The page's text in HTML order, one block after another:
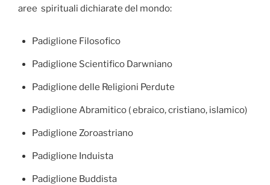
aree spirituali dichiarate del mondo:
Padiglione Filosofico
Padiglione Scientifico Darwniano
Padiglione delle Religioni Perdute
Padiglione Abramitico ( ebraico, cristiano, islamico)
Padiglione Zoroastriano
Padiglione Induista
Padiglione Buddista